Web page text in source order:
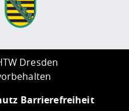
Dresden
Barrierefreiheit